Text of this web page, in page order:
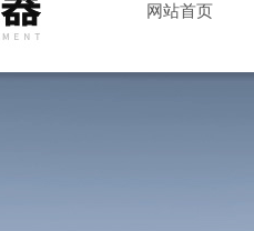
网站首页